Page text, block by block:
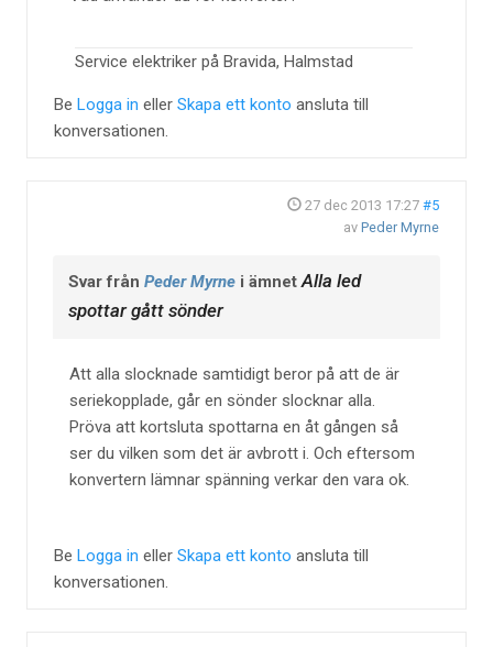
Service elektriker på Bravida, Halmstad
Be Logga in eller Skapa ett konto ansluta till
konversationen.
27 dec 2013 17:27 #5
av Peder Myrne
Svar från Peder Myrne i ämnetAlla led
spottar gått sönder
Att alla slocknade samtidigt beror på att de är
seriekopplade, går en sönder slocknar alla.
Pröva att kortsluta spottarna en åt gången så
ser du vilken som det är avbrott i. Och eftersom
konvertern lämnar spänning verkar den vara ok.
Be Logga in eller Skapa ett konto ansluta till
konversationen.